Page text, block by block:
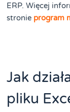
ERP. Więcej
stronie program
Jak
pliku